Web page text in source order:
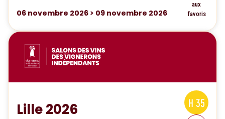
06 novembre 2026 > 09 novembre 2026
aux
favoris
Lille 2026 H 35